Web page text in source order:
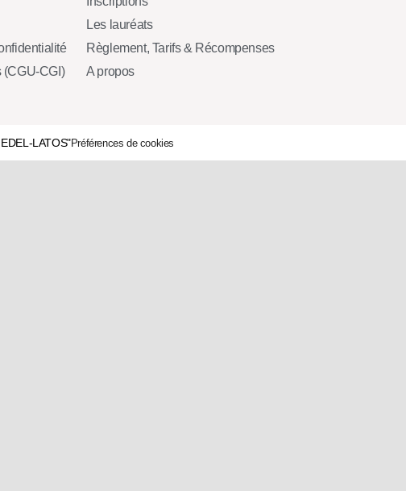
(CGU-CGI)
Les lauréats
Règlement, Tarifs & Récompenses
A propos
LATOS"Préférences de cookies